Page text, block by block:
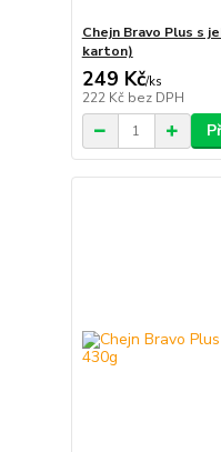
Chejn Bravo Plus s
karton)
249 Kč/ks
222 Kč bez DPH